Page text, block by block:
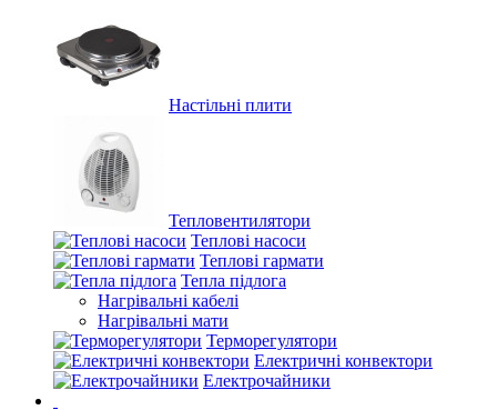
Настільні плити
Тепловентилятори
Теплові насоси
Теплові гармати
Тепла підлога
Нагрівальні кабелі
Нагрівальні мати
Терморегулятори
Електричні конвектори
Електрочайники